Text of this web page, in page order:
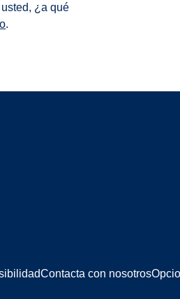
¿a qué
.
Contacta con nosotros